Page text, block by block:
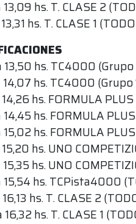
13,09 hs. T. CLASE 2
hs. T. CLASE 1
13,50 hs. TC4000 (Grupo
14,07 hs. TC4000 (Grupo
hs. FORMULA PLUS
hs. FORMULA PLUS
15,02 hs. FORMULA
15,20 hs. UNO
15,35 hs. UNO
15,54 hs. TCPista4000
hs. T. CLASE 2
hs. T. CLASE 1